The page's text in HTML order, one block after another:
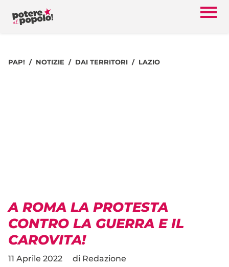
PAP! NOTIZIE DAI TERRITORI LAZIO
A ROMA LA PROTESTA
CONTRO LA GUERRA E IL
CAROVITA!
11 Aprile 2022 di Redazione